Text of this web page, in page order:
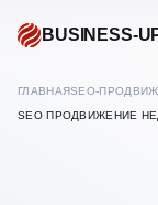
BUSINESS-
ГЛАВНАЯSEO-
SEO ПРОДВИЖЕНИЕ